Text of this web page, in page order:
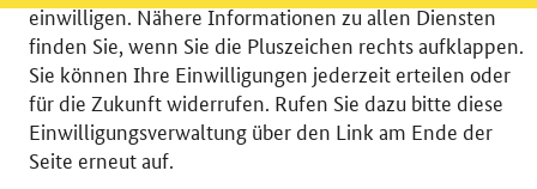
© 2026 Bundesministerium für Wirtschaft und Energie
RSS
Benutzerhinweise
einwilligen. Nähere Informationen zu allen Diensten
finden Sie, wenn Sie die Pluszeichen rechts aufklappen.
Sie können Ihre Einwilligungen jederzeit erteilen oder
für die Zukunft widerrufen. Rufen Sie dazu bitte diese
Einwilligungsverwaltung über den Link am Ende der
Seite erneut auf.